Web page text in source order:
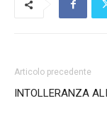
Articolo precedente
INTOLLERANZA